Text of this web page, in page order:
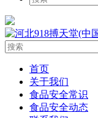
首页
关于我们
食品安全常识
食品安全动态